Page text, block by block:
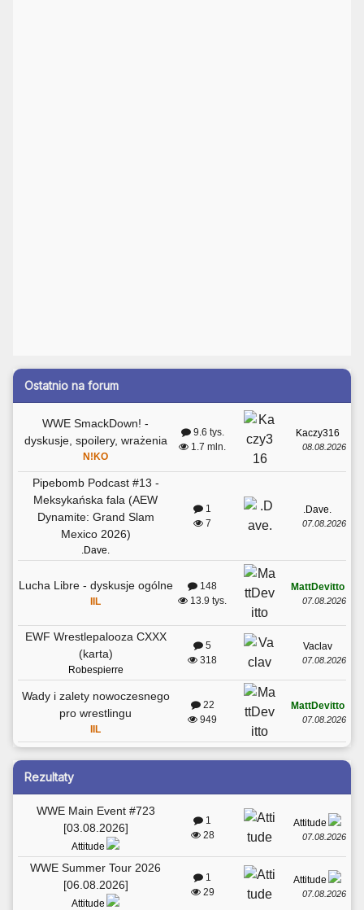
Ostatnio na forum
WWE SmackDown! -
dyskusje, spoilery, wrażenia
N!KO
9.6 tys.
1.7 mln.
Kaczy316
08.08.2026
Pipebomb Podcast #13 -
Meksykańska fala (AEW
Dynamite: Grand Slam
Mexico 2026)
.Dave.
1
7
.Dave.
07.08.2026
Lucha Libre - dyskusje ogólne
IIL
148
13.9 tys.
MattDevitto
07.08.2026
EWF Wrestlepalooza CXXX
(karta)
Robespierre
5
318
Vaclav
07.08.2026
Wady i zalety nowoczesnego
pro wrestlingu
IIL
22
949
MattDevitto
07.08.2026
Rezultaty
WWE Main Event #723
[03.08.2026]
Attitude
1
28
Attitude
07.08.2026
WWE Summer Tour 2026
[06.08.2026]
Attitude
1
29
Attitude
07.08.2026